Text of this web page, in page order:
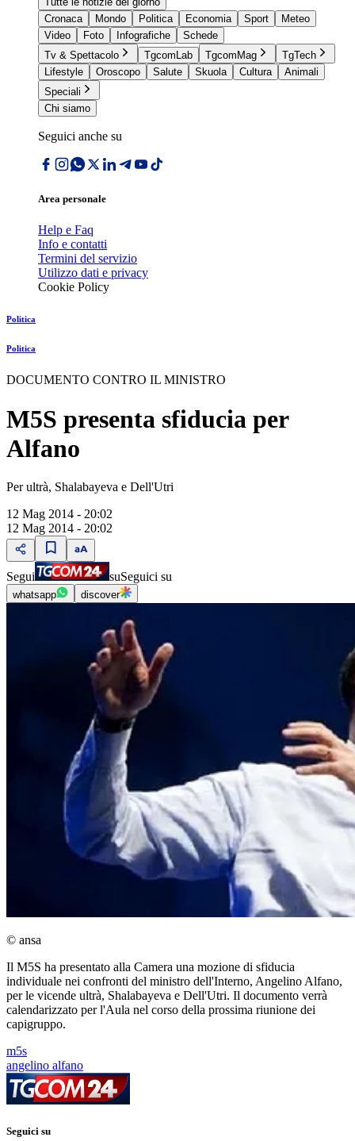
Cronaca
Mondo Politica Economia Sport
Meteo
Video
Foto Infografiche
Schede
Tv & Spettacolo
TgcomLab TgcomMag
TgTech
Lifestyle
Oroscopo Salute Skuola Cultura
Animali
Speciali
Chi siamo
Seguici anche su
Area personale
Help e Faq
Info e contatti
Termini del servizio
Utilizzo dati e privacy
Cookie Policy
Politica
Politica
DOCUMENTO CONTRO IL MINISTRO
M5S presenta sfiducia per
Alfano
Per ultrà, Shalabayeva e Dell'Utri
12 Mag 2014 - 20:02
12 Mag 2014 - 20:02
Segui suSeguici su
whatsapp discover
© ansa
Il M5S ha presentato alla Camera una mozione di sfiducia
individuale nei confronti del ministro dell'Interno, Angelino Alfano,
per le vicende ultrà, Shalabayeva e Dell'Utri. Il documento verrà
calendarizzato per l'Aula nel corso della prossima riunione dei
capigruppo.
m5s
angelino alfano
Seguici su